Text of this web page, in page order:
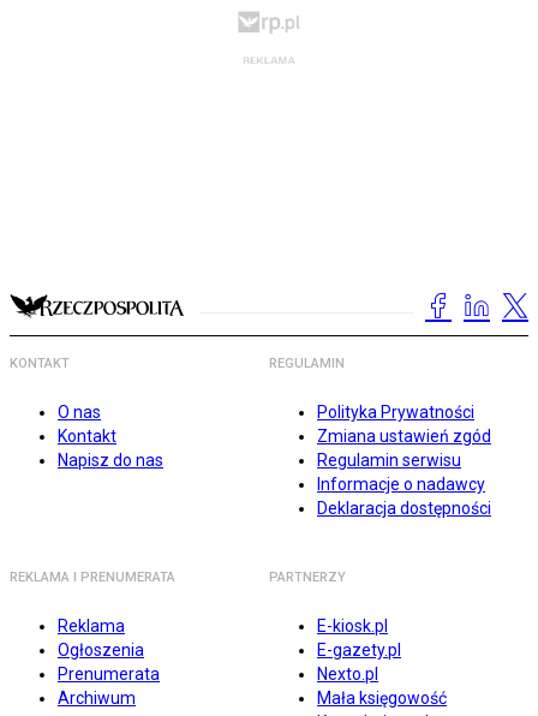
KONTAKT
O nas
Kontakt
Napisz do nas
REGULAMIN
Polityka Prywatności
Zmiana ustawień zgód
Regulamin serwisu
Informacje o nadawcy
Deklaracja dostępności
REKLAMA I PRENUMERATA
Reklama
Ogłoszenia
Prenumerata
Archiwum
PARTNERZY
E-kiosk.pl
E-gazety.pl
Nexto.pl
Mała księgowość